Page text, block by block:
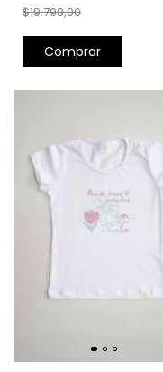
$19.798,00
Comprar